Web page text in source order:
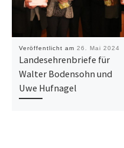
Veröffentlicht am 26. Mai 2024
Landesehrenbriefe für
Walter Bodensohn und
Uwe Hufnagel